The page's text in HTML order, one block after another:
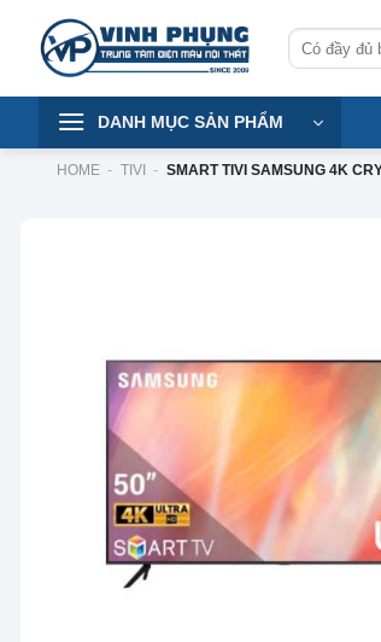
content
Tìm
kiếm:
DANH MỤC SẢN PHẨM
HOME - TIVI - SMART TIVI SAMSUNG 4K